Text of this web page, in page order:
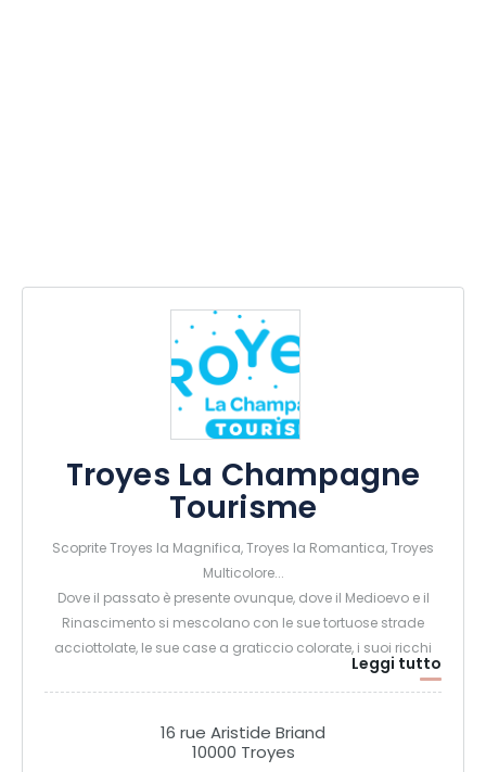
Troyes La Champagne
Tourisme
Scoprite Troyes la Magnifica, Troyes la Romantica, Troyes
Multicolore...
Dove il passato è presente ovunque, dove il Medioevo e il
Rinascimento si mescolano con le sue tortuose strade
acciottolate, le sue case a graticcio colorate, i suoi ricchi
palazzi, le sue chiese ornate, i suoi cortili segreti...
Dove una ricca storia ha lasciato il segno e che sta
diventando sempre più attraente man mano che
riacquista la sua giovinezza...
Leggi tutto
16 rue Aristide Briand
10000 Troyes